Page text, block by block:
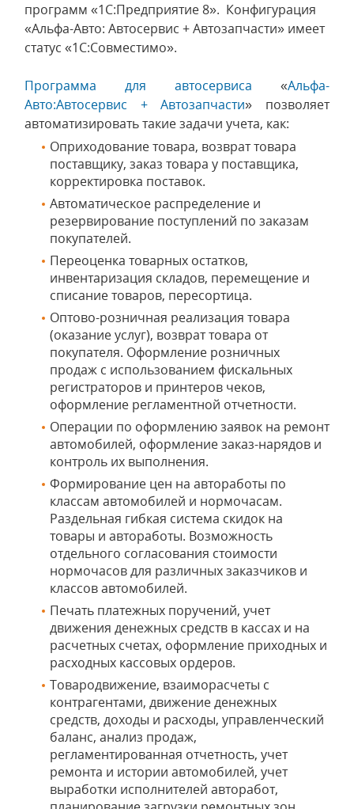
программ «1С:Предприятие 8». Конфигурация
«Альфа-Авто: Автосервис + Автозапчасти» имеет
статус «1С:Совместимо».
Программа для автосервиса «Альфа-
Авто:Автосервис + Автозапчасти» позволяет
автоматизировать такие задачи учета, как:
Оприходование товара, возврат товара
поставщику, заказ товара у поставщика,
корректировка поставок.
Автоматическое распределение и
резервирование поступлений по заказам
покупателей.
Переоценка товарных остатков,
инвентаризация складов, перемещение и
списание товаров, пересортица.
Оптово-розничная реализация товара
(оказание услуг), возврат товара от
покупателя. Оформление розничных
продаж с использованием фискальных
регистраторов и принтеров чеков,
оформление регламентной отчетности.
Операции по оформлению заявок на ремонт
автомобилей, оформление заказ-нарядов и
контроль их выполнения.
Формирование цен на автоработы по
классам автомобилей и нормочасам.
Раздельная гибкая система скидок на
товары и автоработы. Возможность
отдельного согласования стоимости
нормочасов для различных заказчиков и
классов автомобилей.
Печать платежных поручений, учет
движения денежных средств в кассах и на
расчетных счетах, оформление приходных и
расходных кассовых ордеров.
Товародвижение, взаиморасчеты с
контрагентами, движение денежных
средств, доходы и расходы, управленческий
баланс, анализ продаж,
регламентированная отчетность, учет
ремонта и истории автомобилей, учет
выработки исполнителей авторабот,